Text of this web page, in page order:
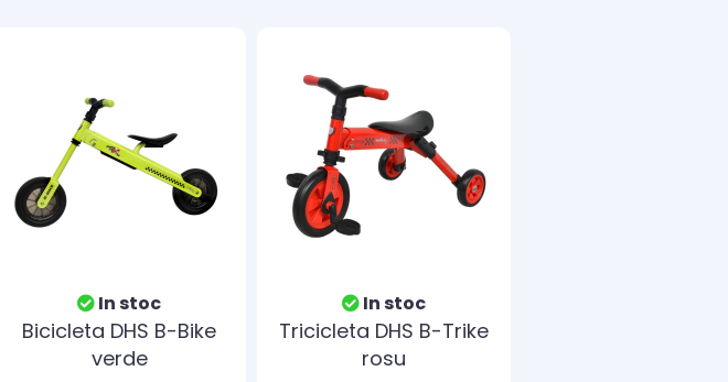
In stoc
Bicicleta DHS B-Bike
verde
In stoc
Tricicleta DHS B-Trike
rosu